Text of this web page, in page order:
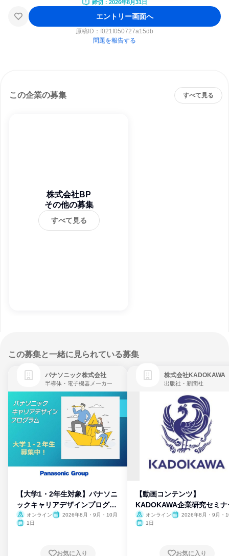
締切：2026年8月31日
エントリー画面へ
原稿ID： f021f050727a15db
問題を報告する
この企業の募集 すべて見る
株式会社BP
その他の募集
すべて見る
この募集と一緒に見られている募集
パナソニック株式会社
半導体・電子機器メーカー
【大学1・2年生対象】パナソニ
ックキャリアデザインプログラ
ム
オンライン
2026年8月・9月・10月
1日
お気に入り
株式会社KADOKAWA
出版社・新聞社
【動画コンテンツ】
KADOKAWA企業研究セミナ
オンライン
2026年8月・9月・
1日
お気に入り